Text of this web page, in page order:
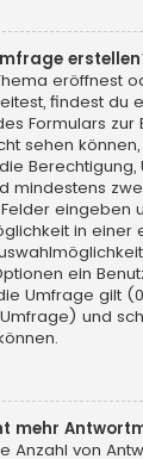
eröffnest
findest du
Formulars zur
sehen
Berechtigung,
mindestens
eingeben
in einer
ein
Umfrage gilt
und
mehr
Anzahl von